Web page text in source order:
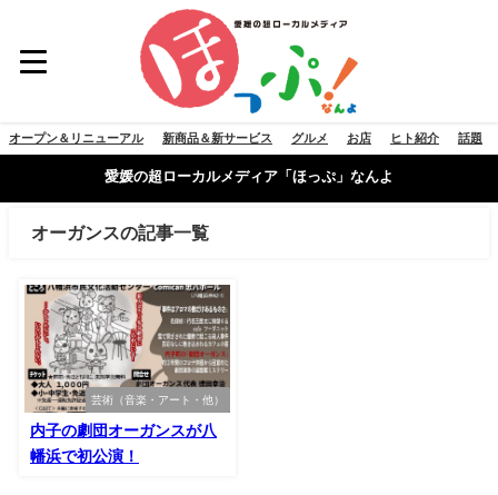
オープン＆リニューアル 新商品＆新サービス グルメ お店 ヒト紹介 話題
愛媛の超ローカルメディア「ほっぷ」なんよ
オーガンスの記事一覧
芸術（音楽・アート・他）
内子の劇団オーガンスが八
幡浜で初公演！